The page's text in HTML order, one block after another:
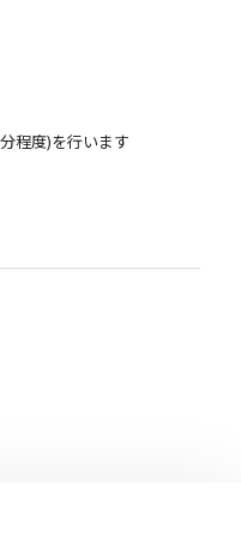
程度)を行います